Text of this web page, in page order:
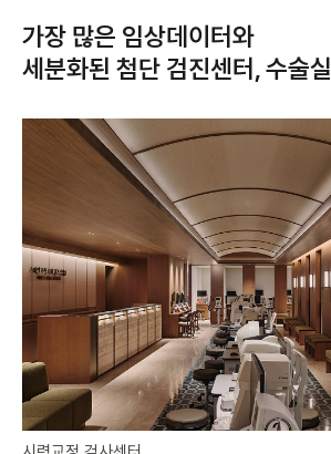
가장 많은 임상데이터와
세분화된 첨단 검진센터, 수술실